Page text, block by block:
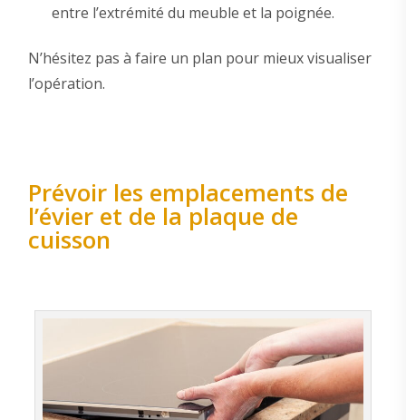
entre l’extrémité du meuble et la poignée.
N’hésitez pas à faire un plan pour mieux visualiser
l’opération.
Prévoir les emplacements de
l’évier et de la plaque de
cuisson